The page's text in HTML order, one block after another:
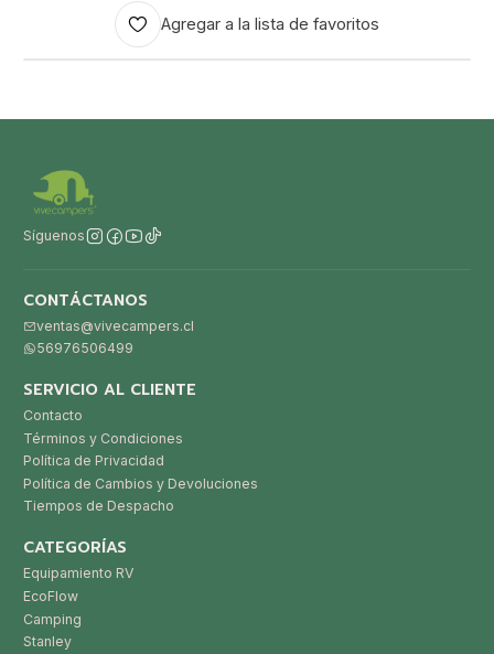
Agregar a la lista de favoritos
Síguenos
CONTÁCTANOS
ventas@vivecampers.cl
56976506499
SERVICIO AL CLIENTE
Contacto
Términos y Condiciones
Política de Privacidad
Política de Cambios y Devoluciones
Tiempos de Despacho
CATEGORÍAS
Equipamiento RV
EcoFlow
Camping
Stanley